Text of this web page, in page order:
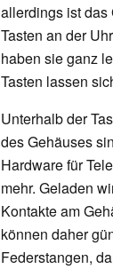
allerdings ist das
Tasten an der
haben sie ganz
Tasten lassen
Unterhalb der
des Gehäuses
Hardware für
mehr. Geladen
Kontakte am
können daher
Federstangen,